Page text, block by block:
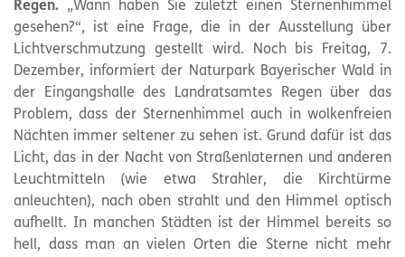
Regen. „Wann haben Sie zuletzt einen Sternenhimmel
gesehen?“, ist eine Frage, die in der Ausstellung über
Lichtverschmutzung gestellt wird. Noch bis Freitag, 7.
Dezember, informiert der Naturpark Bayerischer Wald in
der Eingangshalle des Landratsamtes Regen über das
Problem, dass der Sternenhimmel auch in wolkenfreien
Nächten immer seltener zu sehen ist. Grund dafür ist das
Licht, das in der Nacht von Straßenlaternen und anderen
Leuchtmitteln (wie etwa Strahler, die Kirchtürme
anleuchten), nach oben strahlt und den Himmel optisch
aufhellt. In manchen Städten ist der Himmel bereits so
hell, dass man an vielen Orten die Sterne nicht mehr